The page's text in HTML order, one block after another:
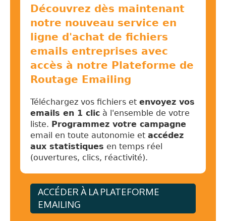
Découvrez dès maintenant
notre nouveau service en
ligne d'achat de fichiers
emails entreprises avec
accès à notre Plateforme de
Routage Emailing
Téléchargez vos fichiers et envoyez vos
emails en 1 clic à l'ensemble de votre
liste. Programmez votre campagne
email en toute autonomie et accédez
aux statistiques en temps réel
(ouvertures, clics, réactivité).
ACCÉDER À LA PLATEFORME
EMAILING